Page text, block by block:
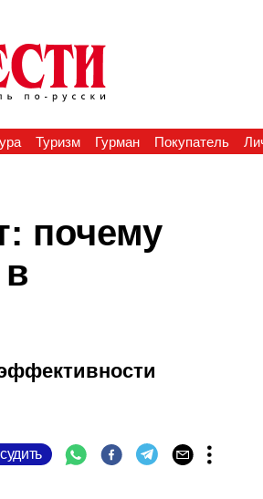
Туризм Гурман Покупатель
почему